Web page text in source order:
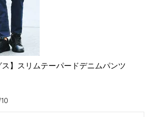
ス】スリムテーパードデニムパンツ